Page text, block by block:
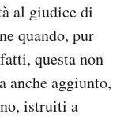
al giudice di
quando, pur
questa non
anche aggiunto,
istruiti a